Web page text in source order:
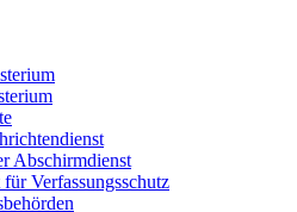
Abschirmdienst
Verfassungsschutz